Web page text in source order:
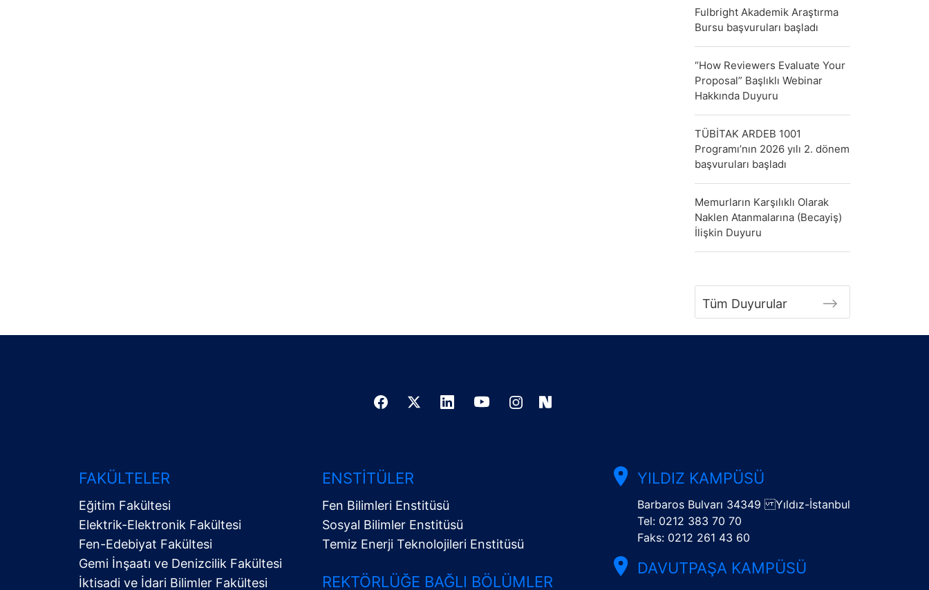
Fulbright Akademik Araştırma
Bursu başvuruları başladı
“How Reviewers Evaluate Your
Proposal” Başlıklı Webinar
Hakkında Duyuru
TÜBİTAK ARDEB 1001
Programı’nın 2026 yılı 2. dönem
başvuruları başladı
Memurların Karşılıklı Olarak
Naklen Atanmalarına (Becayiş)
İlişkin Duyuru
Tüm Duyurular
FAKÜLTELER
Eğitim Fakültesi
Elektrik-Elektronik Fakültesi
Fen-Edebiyat Fakültesi
Gemi İnşaatı ve Denizcilik Fakültesi
İktisadi ve İdari Bilimler Fakültesi
ENSTITÜLER
Fen Bilimleri Enstitüsü
Sosyal Bilimler Enstitüsü
Temiz Enerji Teknolojileri Enstitüsü
REKTÖRLÜĞE BAĞLI BÖLÜMLER
YILDIZ KAMPÜSÜ
Barbaros Bulvarı 34349 Yıldız-İstanbul
Tel: 0212 383 70 70
Faks: 0212 261 43 60
DAVUTPAŞA KAMPÜSÜ